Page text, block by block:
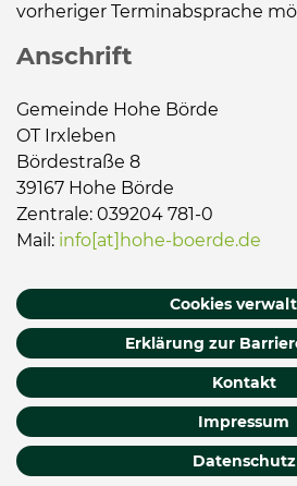
vorheriger Terminabsprache
Anschrift
Gemeinde Hohe Börde
OT Irxleben
Bördestraße 8
39167 Hohe Börde
Zentrale: 039204 781-0
Mail: info[at]hohe-boerde.de
Cookies
Erklärung zur
Kontakt
Impressum
Datenschutz